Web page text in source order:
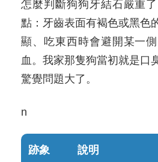
怎麼判斷狗狗牙結石嚴重
點：牙齒表面有褐色或黑色
顯、吃東西時會避開某一
血。我家那隻狗當初就是口
驚覺問題大了。
n
跡象 說明